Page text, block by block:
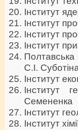
Інститут
Інститут
Інститут
Інститут
Полтавська
С.І.
Інститут
Iнститут
Семененка
Інститут
Інститут